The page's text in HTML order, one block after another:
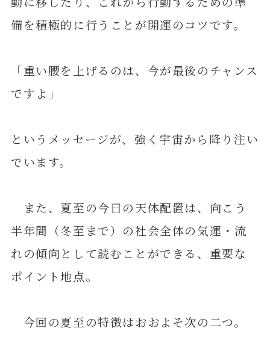
備を積極的に行うことが開運のコツです。
「重い腰を上げるのは、今が最後のチャンス
ですよ」
というメッセージが、強く宇宙から降り注い
でいます。
また、夏至の今日の天体配置は、向こう
半年間（冬至まで）の社会全体の気運・流
れの傾向として読むことができる、重要な
ポイント地点。
今回の夏至の特徴はおおよそ次の二つ。